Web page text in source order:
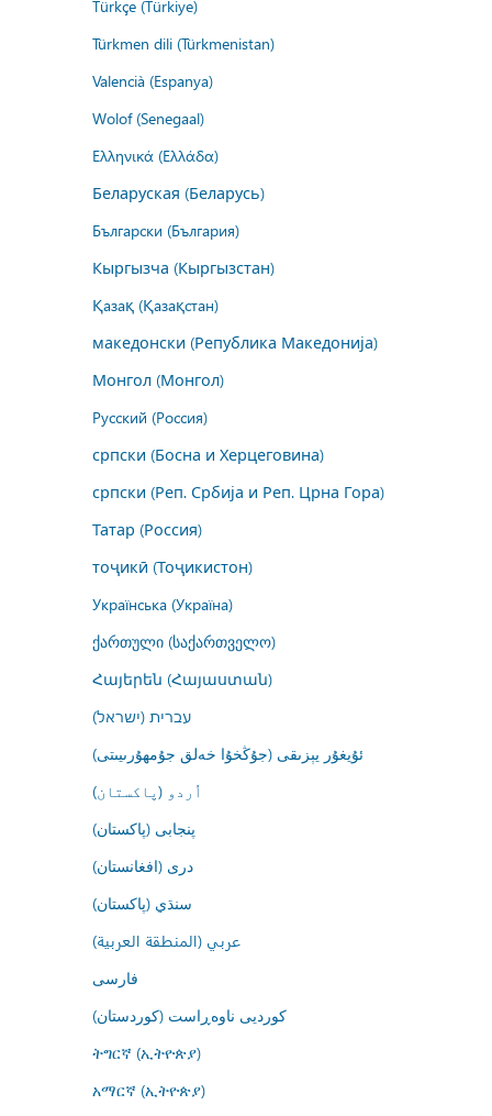
Türkçe (Türkiye)
Türkmen dili (Türkmenistan)
Valencià (Espanya)
Wolof (Senegaal)
Ελληνικά (Ελλάδα)
Беларуская (Беларусь)
Български (България)
Кыргызча (Кыргызстан)
Қазақ (Қазақстан)
македонски (Република Македонија)
Монгол (Монгол)
Русский (Россия)
српски (Босна и Херцеговина)
српски (Реп. Србија и Реп. Црна Гора)
Татар (Россия)
тоҷикӣ (Тоҷикистон)
Українська (Україна)
ქართული (საქართველო)
Հայերեն (Հայաստան)
עברית (ישראל)
ئۇيغۇر يېزىقى (جۇڭخۇا خەلق جۇمھۇرىيىتى)
اُردو (پاکستان)
پنجابی (پاکستان)
درى (افغانستان)
سنڌي (پاکستان)
عربي (المنطقة العربية)
فارسى
کوردیی ناوەڕاست (کوردستان)
ትግርኛ (ኢትዮጵያ)
አማርኛ (ኢትዮጵያ)